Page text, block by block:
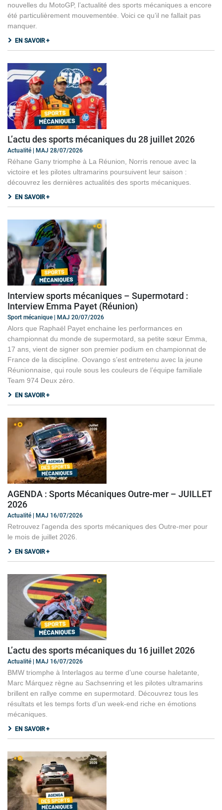
nouvelles du MotoGP, l’actualité des sports mécaniques a encore
été particulièrement mouvementée. Voici ce qu’il ne fallait pas
manquer.
EN SAVOIR +
L’actu des sports mécaniques du 28 juillet 2026
Actualité | MAJ 28/07/2026
Réhane Gany triomphe à La Réunion, Norris renoue avec la
victoire et les pilotes ultramarins poursuivent leur saison :
découvrez les dernières actualités des sports mécaniques.
EN SAVOIR +
Interview sports mécaniques – Supermotard :
Interview Emma Payet (Réunion)
Sport mécanique | MAJ 20/07/2026
Alors que Raphaël Payet enchaine les performances en
championnat du monde de supermotard, sa petite sœur Emma,
17 ans, vient de signer son premier podium en championnat de
France de la discipline. Oovango s’est entretenu avec la jeune
Réunionnaise, qui roule sous les couleurs de l’équipe familiale
Team 974 Deux zéro.
EN SAVOIR +
AGENDA : Sports Mécaniques Outre-mer – JUILLET
2026
Actualité | MAJ 16/07/2026
Retrouvez l'agenda des sports mécaniques des Outre-mer pour
le mois de juillet 2026.
EN SAVOIR +
L’actu des sports mécaniques du 16 juillet 2026
Actualité | MAJ 16/07/2026
BMW triomphe à Interlagos au terme d’une course haletante,
Marc Márquez règne au Sachsenring et les pilotes ultramarins
brillent en rallye comme en supermotard. Découvrez tous les
résultats et les temps forts d’un week-end riche en émotions
mécaniques.
EN SAVOIR +